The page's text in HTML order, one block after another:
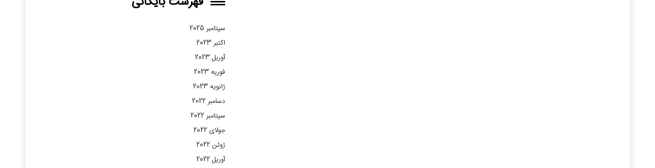
سپتامبر 2025
اکتبر 2023
آوریل 2023
فوریه 2023
ژانویه 2023
دسامبر 2022
سپتامبر 2022
جولای 2022
ژوئن 2022
آوریل 2022